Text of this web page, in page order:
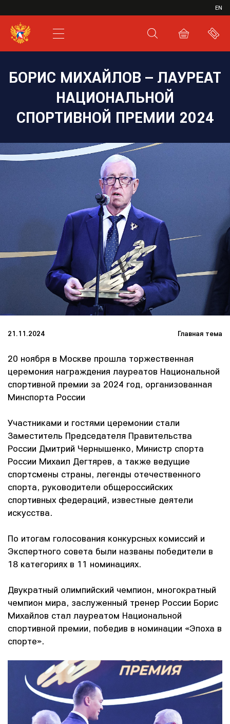
EN
XHL.RU
ВКС
БОРИС МИХАЙЛОВ – ЛАУРЕАТ
НАЦИОНАЛЬНОЙ
СПОРТИВНОЙ ПРЕМИИ 2024
21.11.2024 Главная тема
20 ноября в Москве прошла торжественная
церемония награждения лауреатов Национальной
спортивной премии за 2024 год, организованная
Минспорта России
Участниками и гостями церемонии стали
Заместитель Председателя Правительства
России Дмитрий Чернышенко, Министр спорта
России Михаил Дегтярев, а также ведущие
спортсмены страны, легенды отечественного
спорта, руководители общероссийских
спортивных федераций, известные деятели
искусства.
По итогам голосования конкурсных комиссий и
Экспертного совета были названы победители в
18 категориях в 11 номинациях.
Двукратный олимпийский чемпион, многократный
чемпион мира, заслуженный тренер России Борис
Михайлов стал лауреатом Национальной
спортивной премии, победив в номинации «Эпоха в
спорте».